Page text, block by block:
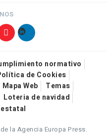
normativo
de Cookies
Mapa Web
Temas
Loteria de navidad
la Agencia Europa Press.